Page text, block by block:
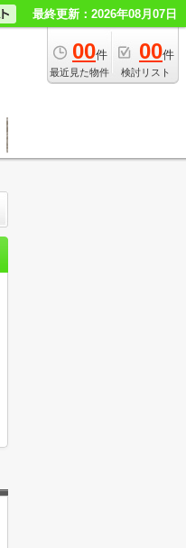
最終更新：2026年08月07日
00件
最近見た物件
00件
検討リスト